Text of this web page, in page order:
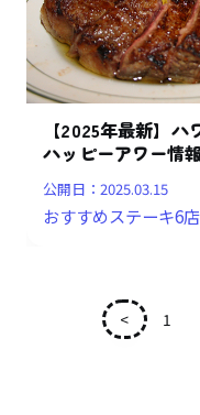
【2025年最新】
ハッピーアワー情
公開日：2025.03.15
おすすめステーキ6
< 1